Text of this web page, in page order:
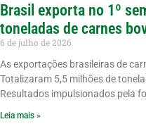
Brasil exporta no 1º
toneladas de carnes
6 de julho de 2026
As exportações brasileiras de
Totalizaram 5,5 milhões de
Resultados impulsionados pela
Leia mais »